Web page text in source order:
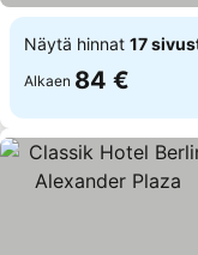
Näytä hinnat 17
Alkaen 84 €